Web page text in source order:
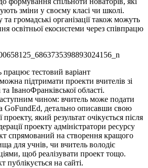
зміни у своєму класі чи школі.
громадські організації також можуть
освітньої екосистеми через співпрацю
тестовий варіант
підтримати проекти вчителів зі
Івано­Франківської області.
чином: вчитель може подати
GoFundEd, детально описавши свою
проекту, який результат очікується після
проекту адміністратори ресурсу
спрямований на створення кращого
для учнів, чи вчитель володіє
щоб реалізувати проект тощо.
публікується на сайті.